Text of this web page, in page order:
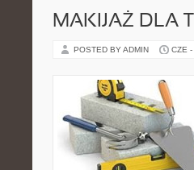
MAKIJAŻ DLA
POSTED BY ADMIN CZE